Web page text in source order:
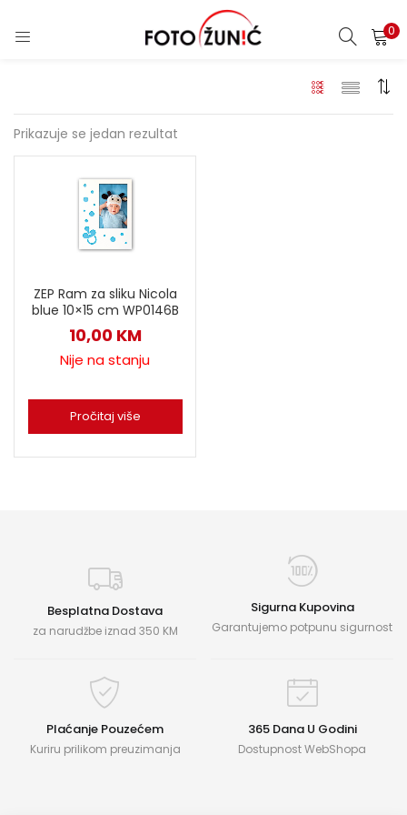
0
Prikazuje se jedan rezultat
ZEP Ram za sliku Nicola
blue 10×15 cm WP0146B
10,00 KM
Nije na stanju
Pročitaj više
Besplatna Dostava
za narudžbe iznad 350 KM
Sigurna Kupovina
Garantujemo potpunu sigurnost
Plaćanje Pouzećem
Kuriru prilikom preuzimanja
365 Dana U Godini
Dostupnost WebShopa